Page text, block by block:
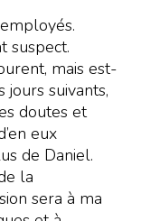
suspect.
mais est-
jours suivants,
doutes et
eux
de Daniel.
la
sera à ma